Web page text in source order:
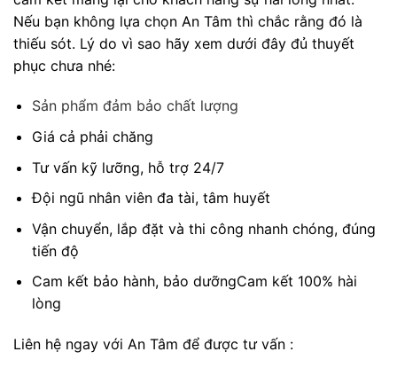
Nếu bạn không lựa chọn An Tâm thì chắc rằng đó là
thiếu sót. Lý do vì sao hãy xem dưới đây đủ thuyết
phục chưa nhé:
Sản phẩm đảm bảo chất lượng
Giá cả phải chăng
Tư vấn kỹ lưỡng, hỗ trợ 24/7
Đội ngũ nhân viên đa tài, tâm huyết
Vận chuyển, lắp đặt và thi công nhanh chóng, đúng
tiến độ
Cam kết bảo hành, bảo dưỡngCam kết 100% hài
lòng
Liên hệ ngay với An Tâm để được tư vấn :